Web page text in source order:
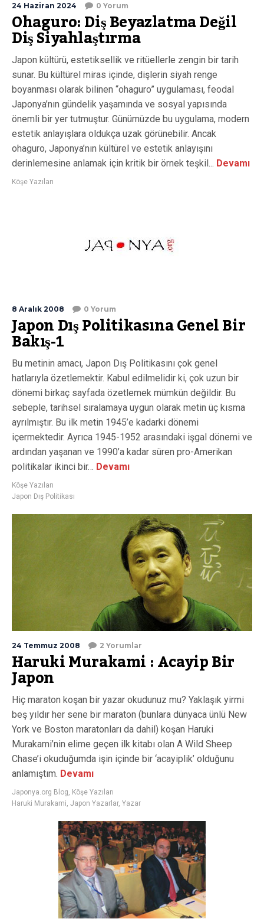
24 Haziran 2024 0 Yorum
Ohaguro: Diş Beyazlatma Değil
Diş Siyahlaştırma
Japon kültürü, estetiksellik ve ritüellerle zengin bir tarih
sunar. Bu kültürel miras içinde, dişlerin siyah renge
boyanması olarak bilinen “ohaguro” uygulaması, feodal
Japonya’nın gündelik yaşamında ve sosyal yapısında
önemli bir yer tutmuştur. Günümüzde bu uygulama, modern
estetik anlayışlara oldukça uzak görünebilir. Ancak
ohaguro, Japonya’nın kültürel ve estetik anlayışını
derinlemesine anlamak için kritik bir örnek teşkil... Devamı
Köşe Yazıları
8 Aralık 2008 0 Yorum
Japon Dış Politikasına Genel Bir
Bakış-1
Bu metinin amacı, Japon Dış Politikasını çok genel
hatlarıyla özetlemektir. Kabul edilmelidir ki, çok uzun bir
dönemi birkaç sayfada özetlemek mümkün değildir. Bu
sebeple, tarihsel sıralamaya uygun olarak metin üç kısma
ayrılmıştır. Bu ilk metin 1945’e kadarki dönemi
içermektedir. Ayrıca 1945-1952 arasındaki işgal dönemi ve
ardından yaşanan ve 1990’a kadar süren pro-Amerikan
politikalar ikinci bir… Devamı
Köşe Yazıları
Japon Dış Politikası
24 Temmuz 2008 2 Yorumlar
Haruki Murakami : Acayip Bir
Japon
Hiç maraton koşan bir yazar okudunuz mu? Yaklaşık yirmi
beş yıldır her sene bir maraton (bunlara dünyaca ünlü New
York ve Boston maratonları da dahil) koşan Haruki
Murakami’nin elime geçen ilk kitabı olan A Wild Sheep
Chase’i okuduğumda işin içinde bir ‘acayiplik’ olduğunu
anlamıştım. Devamı
Japonya.org Blog, Köşe Yazıları
Haruki Murakami, Japon Yazarlar, Yazar